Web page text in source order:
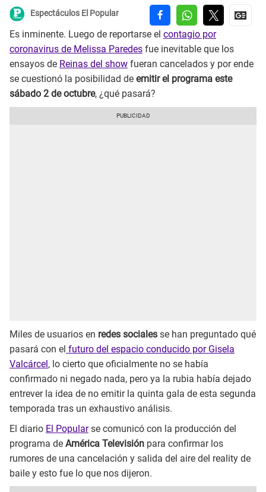
Espectáculos El Popular
Es inminente. Luego de reportarse el contagio por
coronavirus de Melissa Paredes fue inevitable que los
ensayos de Reinas del show fueran cancelados y por ende
se cuestionó la posibilidad de emitir el programa este
sábado 2 de octubre, ¿qué pasará?
Miles de usuarios en redes sociales se han preguntado qué
pasará con el futuro del espacio conducido por Gisela
Valcárcel, lo cierto que oficialmente no se había
confirmado ni negado nada, pero ya la rubia había dejado
entrever la idea de no emitir la quinta gala de esta segunda
temporada tras un exhaustivo análisis.
El diario El Popularse comunicó con la producción del
programa de América Televisión para confirmar los
rumores de una cancelación y salida del aire del reality de
baile y esto fue lo que nos dijeron.